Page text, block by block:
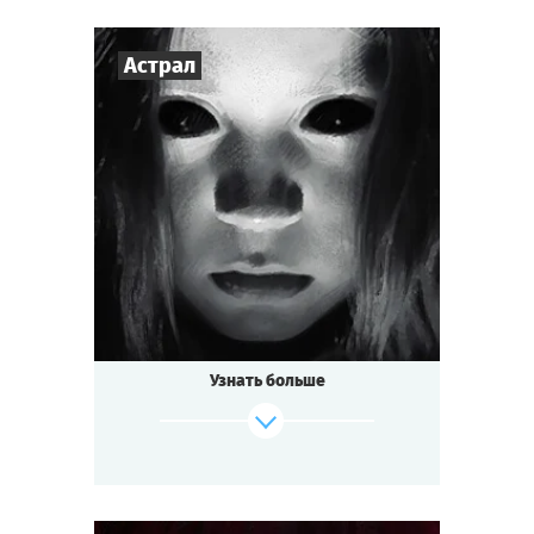
Астрал
Игроков -7
Время игры 1-1,5 ч.
Тематика Мистика
Тип квеста Мини-квестория
Узнать больше